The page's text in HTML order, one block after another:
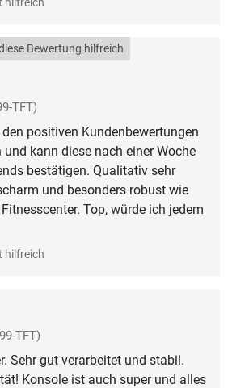
hilfreich
Bewertung hilfreich
TFT)
positiven Kundenbewertungen
und kann diese nach einer Woche
bestätigen. Qualitativ sehr
und besonders robust wie
Top, würde ich jedem
hilfreich
TFT)
Sehr gut verarbeitet und stabil.
Konsole ist auch super und alles